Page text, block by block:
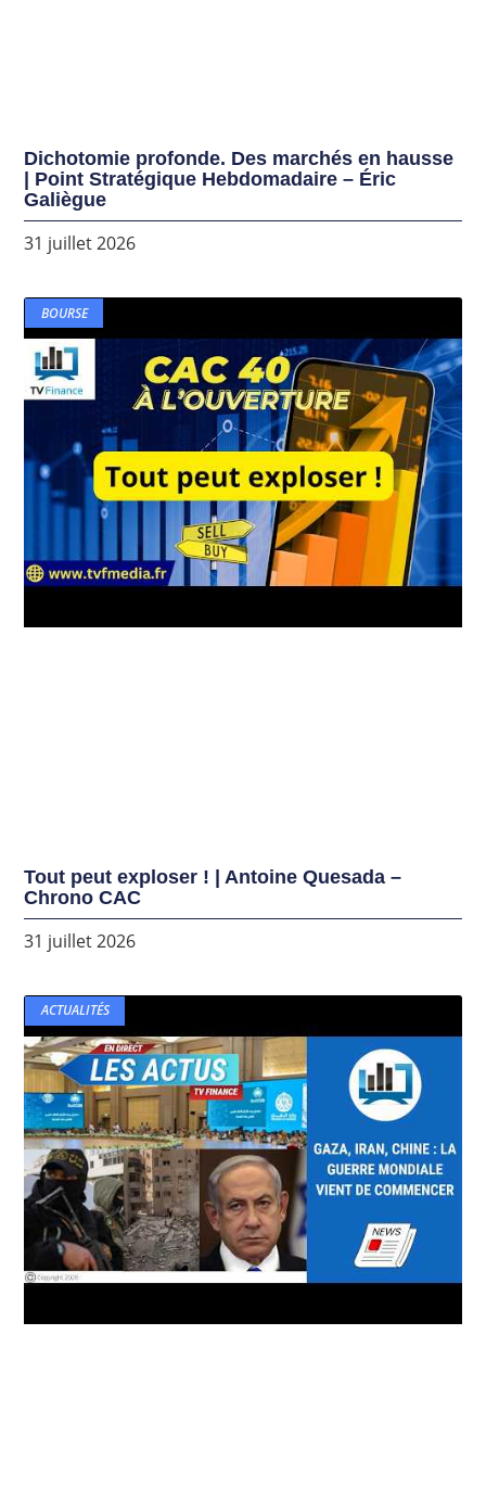
Dichotomie profonde. Des marchés en hausse
| Point Stratégique Hebdomadaire – Éric
Galiègue
31 juillet 2026
BOURSE
Tout peut exploser ! | Antoine Quesada –
Chrono CAC
31 juillet 2026
ACTUALITÉS